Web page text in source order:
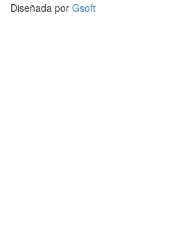
Diseñada por Gsoft